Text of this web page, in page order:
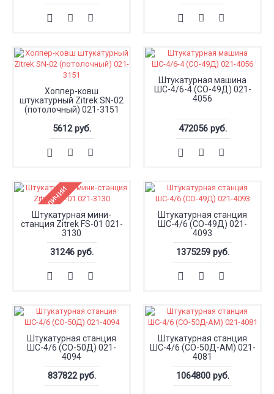
Хоппер-ковш
штукатурный Zitrek SN-02
(потолочный) 021-3151
5612 руб.
Штукатурная машина
ШС-4/6-4 (СО-49Д) 021-
4056
472056 руб.
Нет в наличии
Штукатурная мини-
станция Zitrek FS-01 021-
3130
31246 руб.
Штукатурная станция
ШС-4/6 (СО-49Д) 021-
4093
1375259 руб.
Штукатурная станция
ШС-4/6 (СО-50Д) 021-
4094
837822 руб.
Штукатурная станция
ШС-4/6 (СО-50Д-АМ) 021-
4081
1064800 руб.